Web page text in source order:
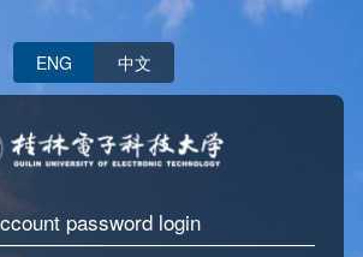
ENG 中文
password login